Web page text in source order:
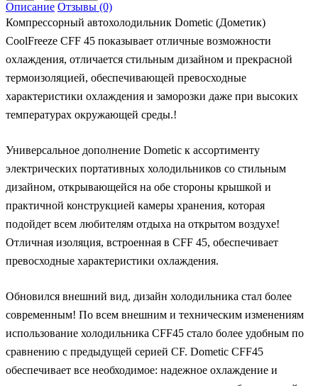
Описание Отзывы (0)
Компрессорный автохолодильник Dometic (Дометик)
CoolFreeze CFF 45 показывает отличные возможности
охлаждения, отличается стильным дизайном и прекрасной
термоизоляцией, обеспечивающей превосходные
характеристики охлаждения и заморозки даже при высоких
температурах окружающей среды.!
Универсальное дополнение Dometic к ассортименту
электрических портативных холодильников со стильным
дизайном, открывающейся на обе стороны крышкой и
практичной конструкцией камеры хранения, которая
подойдет всем любителям отдыха на открытом воздухе!
Отличная изоляция, встроенная в CFF 45, обеспечивает
превосходные характеристики охлаждения.
Обновился внешний вид, дизайн холодильника стал более
современным! По всем внешним и техническим изменениям
использование холодильника CFF45 стало более удобным по
сравнению с предыдущей серией CF. Dometic CFF45
обеспечивает все необходимое: надежное охлаждение и